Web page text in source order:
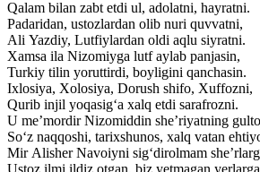
Qalam bilan zabt etdi ul, adolatni, hayratni.
Padaridan, ustozlardan olib nuri quvvatni,
Ali Yazdiy, Lutfiylardan oldi aqlu siyratni.
Xamsa ila Nizomiyga lutf aylab panjasin,
Turkiy tilin yoruttirdi, boyligini qanchasin.
Ixlosiya, Xolosiya, Dorush shifo, Xuffozni,
Qurib injil yoqasig‘a xalq etdi sarafrozni.
U me’mordir Nizomiddin she’riyatning
So‘z naqqoshi, tarixshunos, xalq vatan
Mir Alisher Navoiyni sig‘dirolmam
Ustoz ilmi ildiz otgan, biz yetmagan